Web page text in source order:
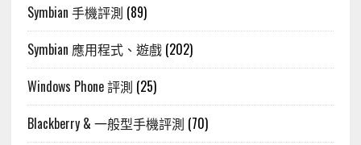
Symbian 手機評測 (89)
Symbian 應用程式、遊戲(202)
Windows Phone 評測 (25)
Blackberry & 一般型手機評測 (70)